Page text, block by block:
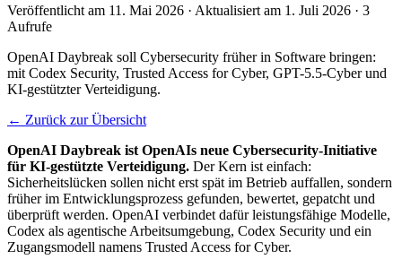
Veröffentlicht am 11. Mai 2026 · Aktualisiert am 1. Juli 2026 · 3
Aufrufe
OpenAI Daybreak soll Cybersecurity früher in Software bringen:
mit Codex Security, Trusted Access for Cyber, GPT-5.5-Cyber und
KI-gestützter Verteidigung.
← Zurück zur Übersicht
OpenAI Daybreak ist OpenAIs neue Cybersecurity-Initiative
für KI-gestützte Verteidigung. Der Kern ist einfach:
Sicherheitslücken sollen nicht erst spät im Betrieb auffallen, sondern
früher im Entwicklungsprozess gefunden, bewertet, gepatcht und
überprüft werden. OpenAI verbindet dafür leistungsfähige Modelle,
Codex als agentische Arbeitsumgebung, Codex Security und ein
Zugangsmodell namens Trusted Access for Cyber.